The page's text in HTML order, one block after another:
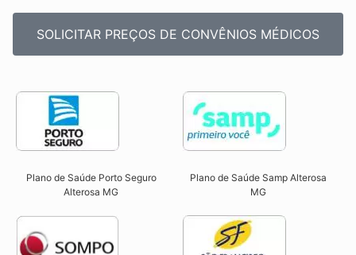
SOLICITAR PREÇOS DE CONVÊNIOS MÉDICOS
Plano de Saúde Porto Seguro
Alterosa MG​
Plano de Saúde Samp Alterosa
MG​